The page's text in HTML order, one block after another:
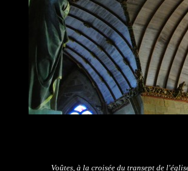
Voûtes, à la croisée du transept de